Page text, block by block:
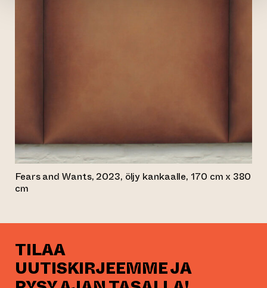
Fears and Wants, 2023, öljy kankaalle, 170 cm x 380
cm
TILAA
UUTISKIRJEEMME JA